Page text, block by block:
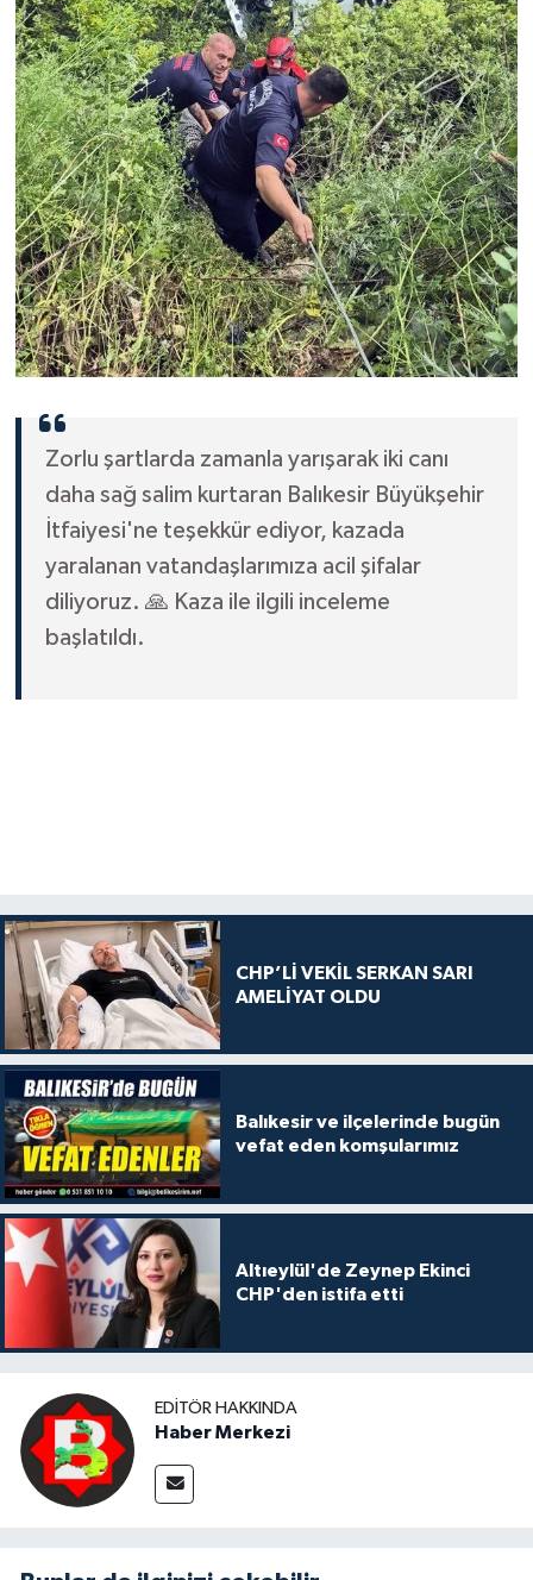
Zorlu şartlarda zamanla yarışarak iki canı
daha sağ salim kurtaran Balıkesir Büyükşehir
İtfaiyesi'ne teşekkür ediyor, kazada
yaralanan vatandaşlarımıza acil şifalar
diliyoruz. 🙏 Kaza ile ilgili inceleme
başlatıldı.
CHP’Lİ VEKİL SERKAN SARI
AMELİYAT OLDU
Balıkesir ve ilçelerinde bugün
vefat eden komşularımız
Altıeylül'de Zeynep Ekinci
CHP'den istifa etti
EDITÖR HAKKINDA
Haber Merkezi